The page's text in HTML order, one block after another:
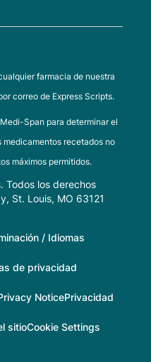
farmacia de nuestra
correo de Express Scripts.
Span para determinar el
medicamentos recetados no
máximos permitidos.
Todos los derechos
St. Louis, MO 63121
/ Idiomas
de privacidad
NoticePrivacidad
sitioCookie Settings